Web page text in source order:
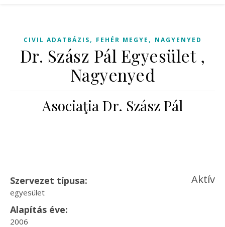
CIVIL ADATBÁZIS, FEHÉR MEGYE , NAGYENYED
Dr. Szász Pál Egyesület ,
Nagyenyed
Asociaţia Dr. Szász Pál
Szervezet típusa:
egyesület
Aktív
Alapítás éve:
2006